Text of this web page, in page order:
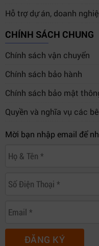
Hỗ trợ dự án, doanh
CHÍNH SÁCH CHUNG
Chính sách vận chuyển
Chính sách bảo hành
Chính sách bảo mật
Quyền và nghĩa vụ các
Mời bạn nhập email để
ĐĂNG KÝ